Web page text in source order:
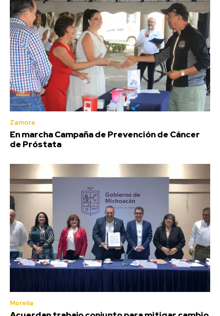
Zamora
En marcha Campaña de Prevención de Cáncer
de Próstata
Morelia